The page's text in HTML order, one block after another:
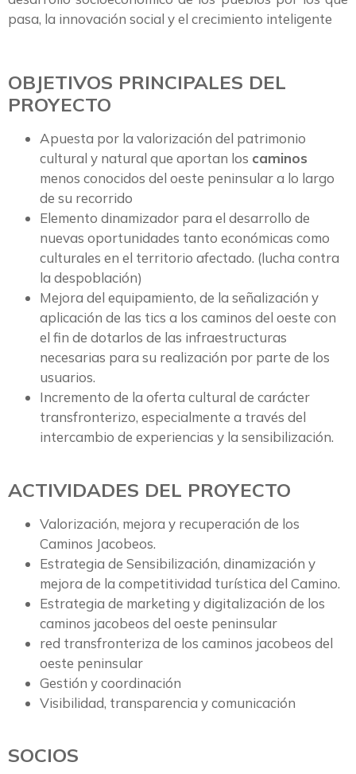
pasa, la innovación social y el crecimiento inteligente
OBJETIVOS PRINCIPALES DEL
PROYECTO
Apuesta por la valorización del patrimonio
cultural y natural que aportan los caminos
menos conocidos del oeste peninsular a lo largo
de su recorrido
Elemento dinamizador para el desarrollo de
nuevas oportunidades tanto económicas como
culturales en el territorio afectado. (lucha contra
la despoblación)
Mejora del equipamiento, de la señalización y
aplicación de las tics a los caminos del oeste con
el fin de dotarlos de las infraestructuras
necesarias para su realización por parte de los
usuarios.
Incremento de la oferta cultural de carácter
transfronterizo, especialmente a través del
intercambio de experiencias y la sensibilización.
ACTIVIDADES DEL PROYECTO
Valorización, mejora y recuperación de los
Caminos Jacobeos.
Estrategia de Sensibilización, dinamización y
mejora de la competitividad turística del Camino.
Estrategia de marketing y digitalización de los
caminos jacobeos del oeste peninsular
red transfronteriza de los caminos jacobeos del
oeste peninsular
Gestión y coordinación
Visibilidad, transparencia y comunicación
SOCIOS